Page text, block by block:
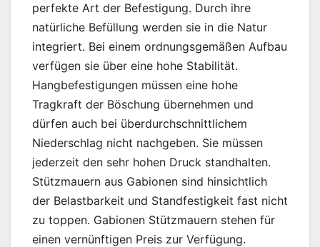
perfekte Art der Befestigung. Durch ihre
natürliche Befüllung werden sie in die Natur
integriert. Bei einem ordnungsgemäßen Aufbau
verfügen sie über eine hohe Stabilität.
Hangbefestigungen müssen eine hohe
Tragkraft der Böschung übernehmen und
dürfen auch bei überdurchschnittlichem
Niederschlag nicht nachgeben. Sie müssen
jederzeit den sehr hohen Druck standhalten.
Stützmauern aus Gabionen sind hinsichtlich
der Belastbarkeit und Standfestigkeit fast nicht
zu toppen. Gabionen Stützmauern stehen für
einen vernünftigen Preis zur Verfügung.